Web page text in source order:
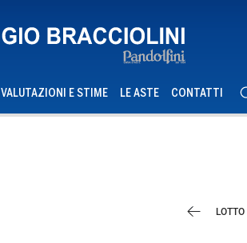
VALUTAZIONI E STIME LE ASTE CONTATTI